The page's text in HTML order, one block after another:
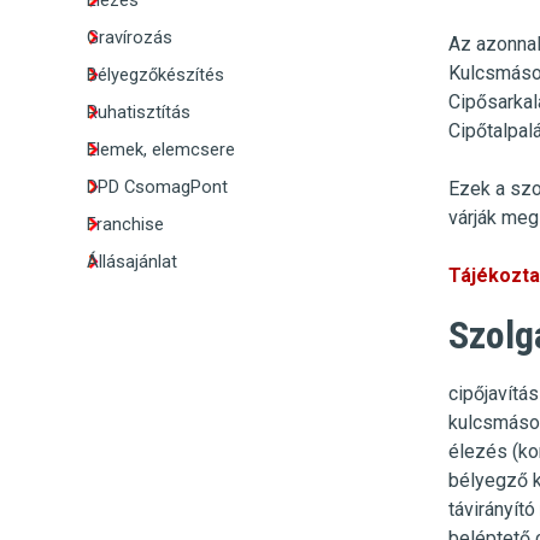
Gravírozás
Bélyegzőkészítés
Ruhatisztítás
Elemek, elemcsere
DPD CsomagPont
Franchise
Állásajánlat
Az
Ezek a
várják
élezés
bélyegző